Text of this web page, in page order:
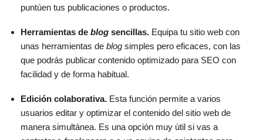
puntúen tus publicaciones o productos.
Herramientas de blog sencillas. Equipa tu sitio web con
unas herramientas de blog simples pero eficaces, con las
que podrás publicar contenido optimizado para SEO con
facilidad y de forma habitual.
Edición colaborativa. Esta función permite a varios
usuarios editar y optimizar el contenido del sitio web de
manera simultánea. Es una opción muy útil si vas a